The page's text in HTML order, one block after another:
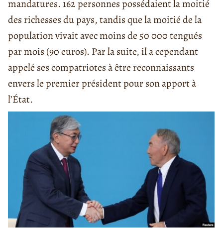
mandatures. 162 personnes possédaient la moitié
des richesses du pays, tandis que la moitié de la
population vivait avec moins de 50 000 tengués
par mois (90 euros). Par la suite, il a cependant
appelé ses compatriotes à être reconnaissants
envers le premier président pour son apport à
l’État.